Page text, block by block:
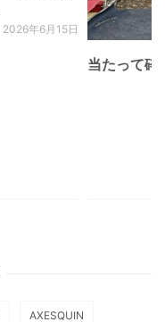
2026年6月15日
当たって砕
AXESQUIN